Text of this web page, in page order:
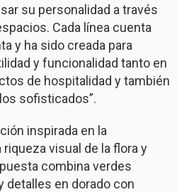
su personalidad a través
Cada línea cuenta
y ha sido creada para
y funcionalidad tanto en
de hospitalidad y también
sofisticados”.
inspirada en la
visual de la flora y
combina verdes
detalles en dorado con